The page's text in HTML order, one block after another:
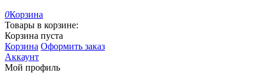
0Корзина
Товары в корзине:
Корзина пуста
Корзина Оформить заказ
Аккаунт
Мой профиль